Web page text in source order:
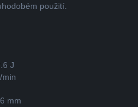
použití.
J
min
mm